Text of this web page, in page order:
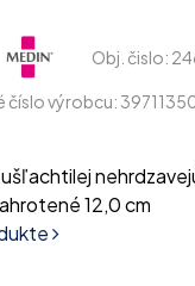
Obj. čislo:
číslo výrobcu:
12,0 cm